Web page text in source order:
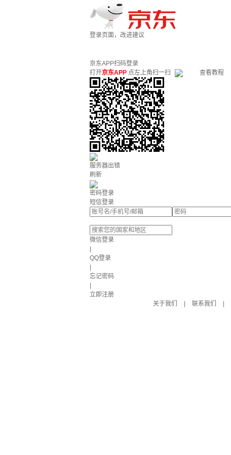
登录页面，改进建议
京东APP扫码登录
打开京东APP 点左上角扫一扫 查看教程
服务器出错
刷新
密码登录
短信登录
微信登录
QQ登录
忘记密码
立即注册
关于我们
联系我们